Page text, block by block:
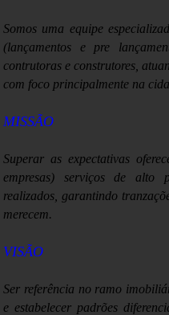
Moradores de Marília, SP,
Débito automático da 1ª
março
Previdência tem déficit de
ministério
Somos uma equipe
(lançamentos e pre
contrutoras e construtores,
com foco principalmente na
MISSÃO
Superar as expectativas o
empresas) serviços de alto
realizados, garantindo
merecem.
VISÃO
Ser referência no ramo
e estabelecer padrões